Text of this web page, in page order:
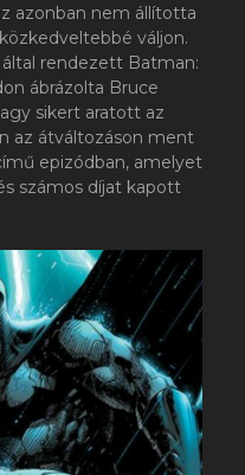
azonban nem állította
váljon.
rendezett Batman:
ábrázolta Bruce
sikert aratott az
az átváltozáson ment
epizódban, amelyet
számos díjat kapott